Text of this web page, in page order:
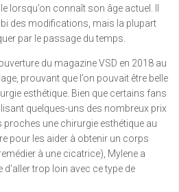
lorsqu’on connaît son âge actuel. Il
des modifications, mais la plupart
par le passage du temps.
du magazine VSD en 2018 au
prouvant que l’on pouvait être belle
esthétique. Bien que certains fans
quelques-uns des nombreux prix
une chirurgie esthétique au
pour les aider à obtenir un corps
à une cicatrice), Mylene a
d’aller trop loin avec ce type de